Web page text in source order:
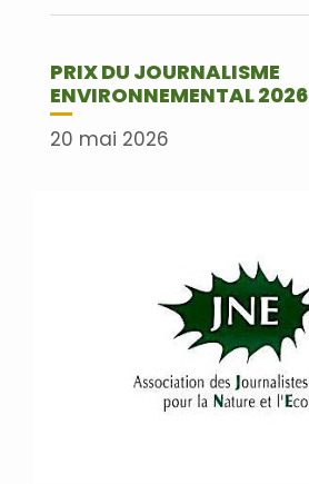
PRIX DU JOURNALISME
ENVIRONNEMENTAL 2026
20 mai 2026